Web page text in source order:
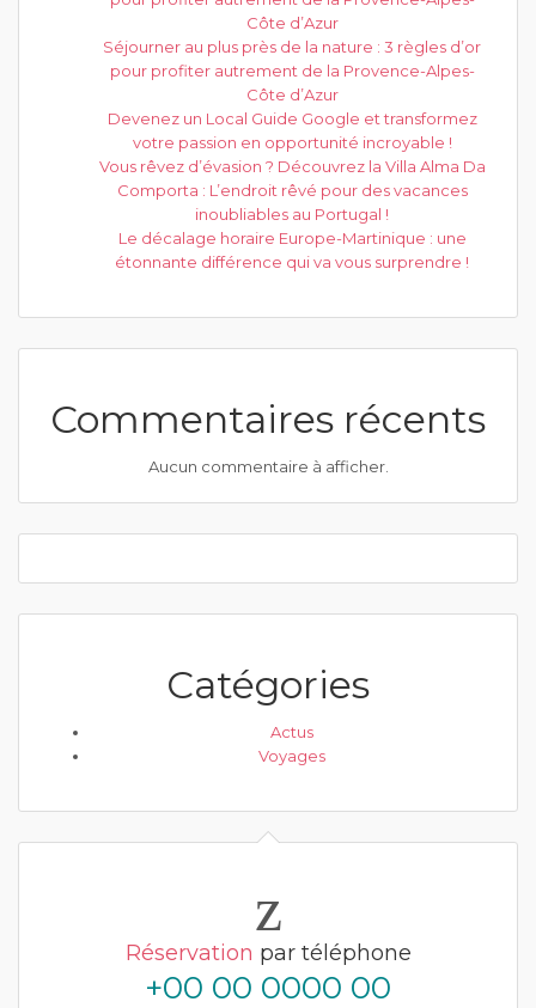
Côte d’Azur
Séjourner au plus près de la nature : 3 règles d’or
pour profiter autrement de la Provence-Alpes-
Côte d’Azur
Devenez un Local Guide Google et transformez
votre passion en opportunité incroyable !
Vous rêvez d’évasion ? Découvrez la Villa Alma Da
Comporta : L’endroit rêvé pour des vacances
inoubliables au Portugal !
Le décalage horaire Europe-Martinique : une
étonnante différence qui va vous surprendre !
Commentaires récents
Aucun commentaire à afficher.
Catégories
Actus
Voyages
Réservation par téléphone
+00 00 0000 00